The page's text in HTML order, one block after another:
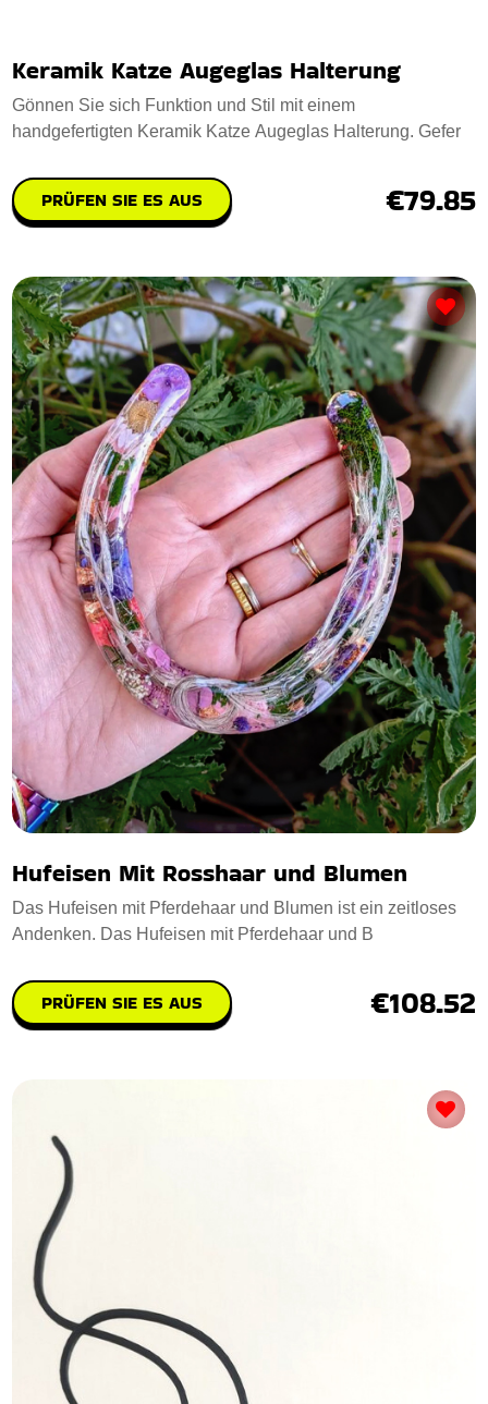
Keramik Katze Augeglas Halterung
Gönnen Sie sich Funktion und Stil mit einem
handgefertigten Keramik Katze Augeglas Halterung. Gefer
PRÜFEN SIE ES AUS €79.85
Hufeisen Mit Rosshaar und Blumen
Das Hufeisen mit Pferdehaar und Blumen ist ein zeitloses
Andenken. Das Hufeisen mit Pferdehaar und B
PRÜFEN SIE ES AUS €108.52